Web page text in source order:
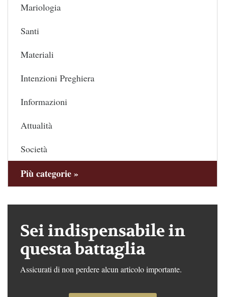
Mariologia
Santi
Materiali
Intenzioni Preghiera
Informazioni
Attualità
Società
Più categorie »
Sei indispensabile in
questa battaglia
Assicurati di non perdere alcun articolo importante.